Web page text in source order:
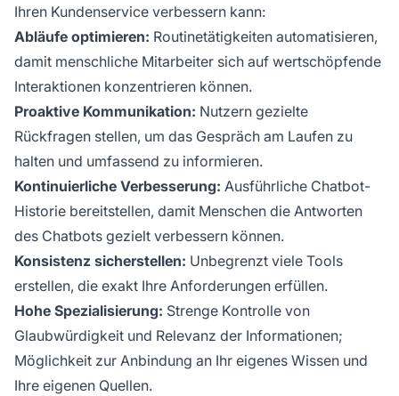
Ihren Kundenservice verbessern kann:
Abläufe optimieren: Routinetätigkeiten automatisieren,
damit menschliche Mitarbeiter sich auf wertschöpfende
Interaktionen konzentrieren können.
Proaktive Kommunikation: Nutzern gezielte
Rückfragen stellen, um das Gespräch am Laufen zu
halten und umfassend zu informieren.
Kontinuierliche Verbesserung: Ausführliche Chatbot-
Historie bereitstellen, damit Menschen die Antworten
des Chatbots gezielt verbessern können.
Konsistenz sicherstellen: Unbegrenzt viele Tools
erstellen, die exakt Ihre Anforderungen erfüllen.
Hohe Spezialisierung: Strenge Kontrolle von
Glaubwürdigkeit und Relevanz der Informationen;
Möglichkeit zur Anbindung an Ihr eigenes Wissen und
Ihre eigenen Quellen.